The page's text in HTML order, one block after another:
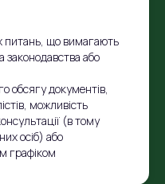
питань, що вимагають
законодавства або
обсягу документів,
можливість
(в тому
осіб) або
графіком